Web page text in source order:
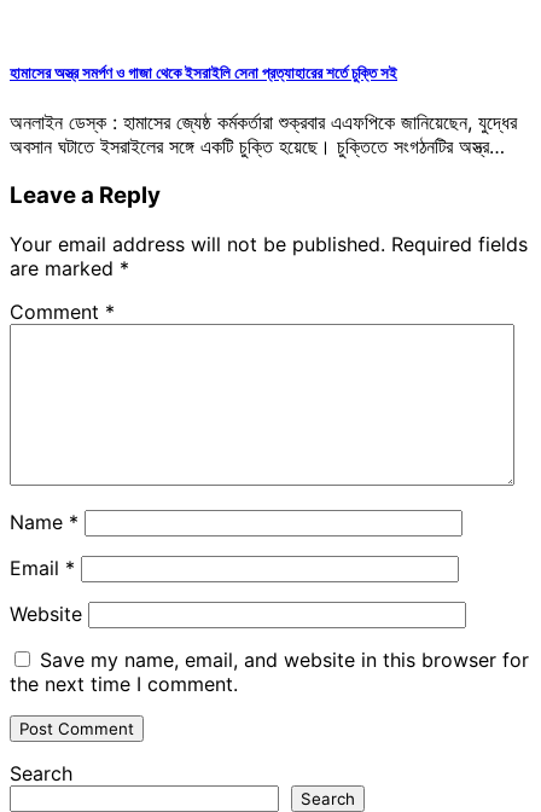
হামাসের অস্ত্র সমর্পণ ও গাজা থেকে ইসরাইলি সেনা প্রত্যাহারের শর্তে চুক্তি সই
অনলাইন ডেস্ক : হামাসের জ্যেষ্ঠ কর্মকর্তারা শুক্রবার এএফপিকে জানিয়েছেন, যুদ্ধের
অবসান ঘটাতে ইসরাইলের সঙ্গে একটি চুক্তি হয়েছে। চুক্তিতে সংগঠনটির অস্ত্র…
Leave a Reply
Your email address will not be published. Required fields
are marked *
Comment *
Name *
Email *
Website
Save my name, email, and website in this browser for
the next time I comment.
Search
Search